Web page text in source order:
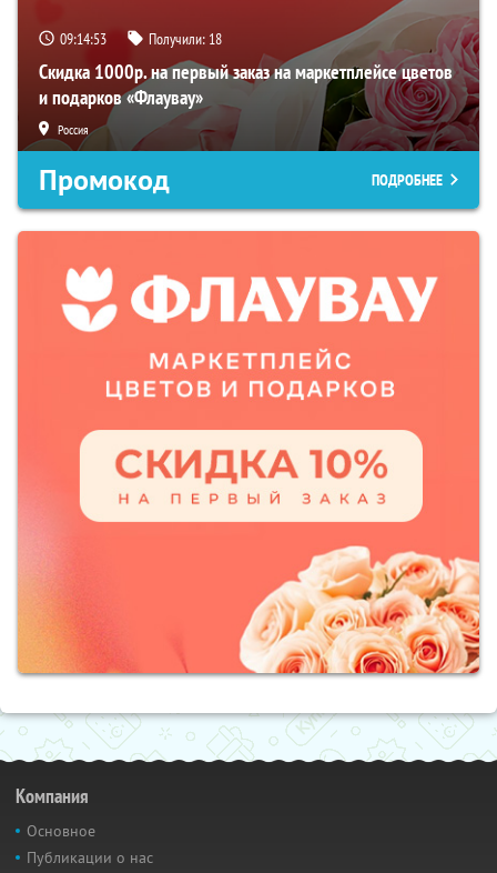
09:14:52 Получили: 18
Скидка 1000р. на первый заказ на маркетплейсе цветов
и подарков «Флаувау»
Россия
Промокод ПОДРОБНЕЕ
Компания
Основное
Публикации о нас